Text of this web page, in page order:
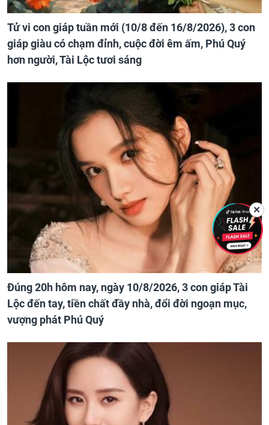
Tử vi con giáp tuần mới (10/8 đến 16/8/2026), 3 con
giáp giàu có chạm đỉnh, cuộc đời êm ấm, Phú Quý
hơn người, Tài Lộc tươi sáng
Đúng 20h hôm nay, ngày 10/8/2026, 3 con giáp Tài
Lộc đến tay, tiền chất đầy nhà, đổi đời ngoạn mục,
vượng phát Phú Quý
✕